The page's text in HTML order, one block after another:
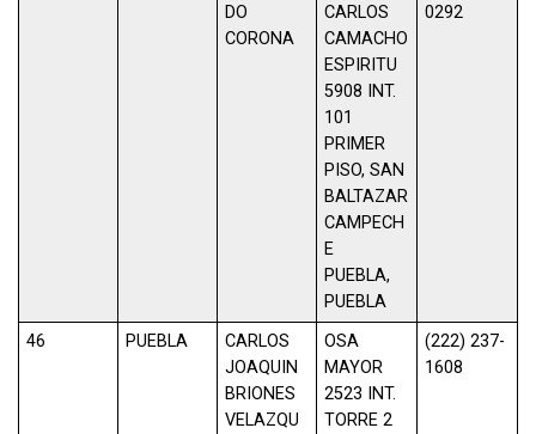
DO
CORONA
CARLOS
CAMACHO
ESPIRITU
5908 INT.
101
PRIMER
PISO, SAN
BALTAZAR
CAMPECH
E
PUEBLA,
PUEBLA
0292
46 PUEBLA
CARLOS
JOAQUIN
BRIONES
VELAZQU
OSA
MAYOR
2523 INT.
TORRE 2
(222) 237-
1608